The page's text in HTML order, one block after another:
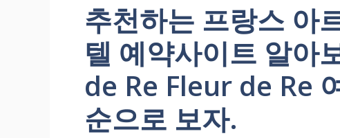
추천하는 프랑스 아
텔 예약사이트 알아
de Re Fleur de Re
순으로 보자.